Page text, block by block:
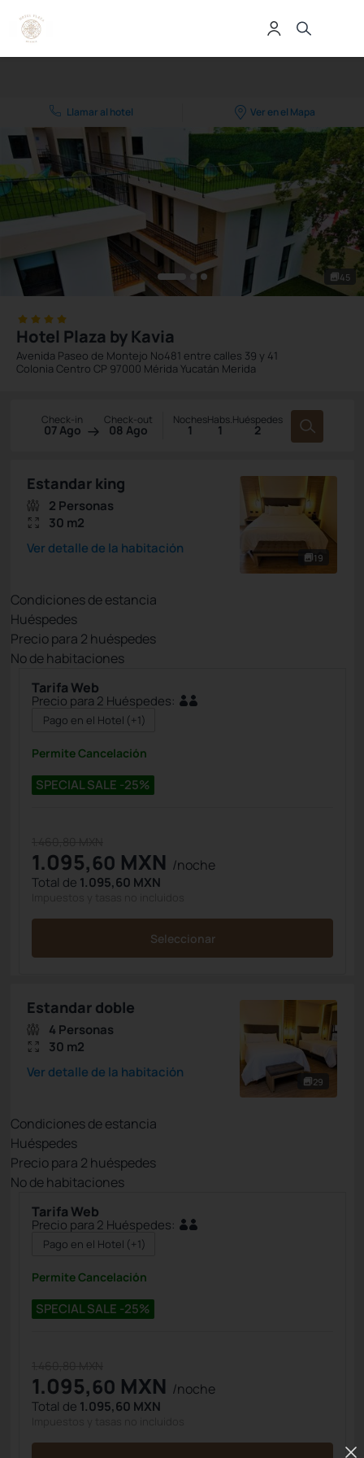
Llamar al hotel Ver en el Mapa
45
Hotel Plaza by Kavia
Avenida Paseo de Montejo Nº481 entre calles 39 y 41
Colonia Centro CP 97000 Mérida Yucatán Merida
Check-in
07 Ago
Check-out
08 Ago
Noches
1
Habs.
1
Huéspedes
2
19
Estandar king
2 Personas
30 m2
Ver detalle de la habitación
Condiciones de estancia
Huéspedes
Precio para 2 huéspedes
Nº de habitaciones
Tarifa Web
Precio para 2 Huéspedes:
Pago en el Hotel (+1)
SPECIAL SALE -25%
Permite Cancelación
1.095,60 MXN /noche
Total de 1.095,60 MXN
Seleccionar
29
Estandar doble
4 Personas
30 m2
Ver detalle de la habitación
Condiciones de estancia
Huéspedes
Precio para 2 huéspedes
Nº de habitaciones
Tarifa Web
Precio para 2 Huéspedes:
Pago en el Hotel (+1)
SPECIAL SALE -25%
Permite Cancelación
1.095,60 MXN /noche
Total de 1.095,60 MXN